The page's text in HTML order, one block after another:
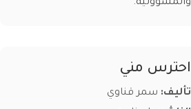
والمسؤولية.
احترس مني
تأليف: سمر قناوي